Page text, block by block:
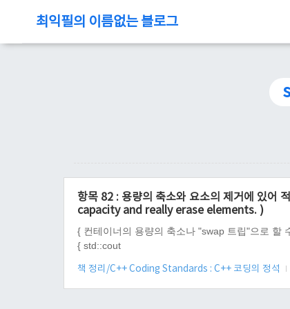
최익필의 이름없는 블로그
항목 82 : 용량의 축소와 요소의 제거에 있
capacity and really erase elements. )
{ 컨테이너의 용량의 축소나 "swap 트립"으로 할
{ std::cout
책 정리/C++ Coding Standards : C++ 코딩의 정석